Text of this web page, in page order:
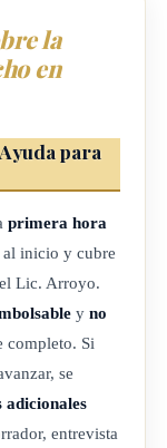
la
en
para
primera hora
inicio y cubre
Lic. Arroyo.
y no
completo. Si
se
adicionales
entrevista